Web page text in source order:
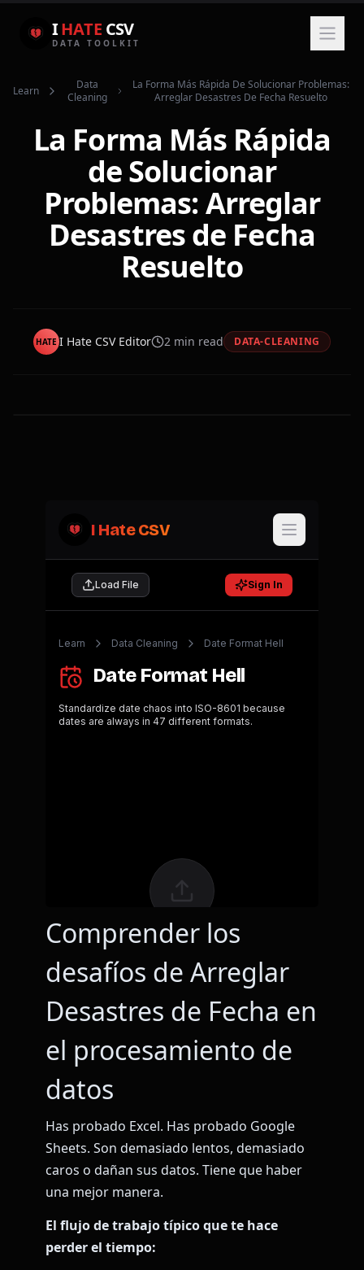
IHATE CSV
DATA TOOLKIT
Learn
Data
Cleaning
La Forma Más Rápida De Solucionar Problemas:
Arreglar Desastres De Fecha Resuelto
La Forma Más Rápida
de Solucionar
Problemas: Arreglar
Desastres de Fecha
Resuelto
HATE I Hate CSV Editor 2 min read DATA-CLEANING
Comprender los
desafíos de Arreglar
Desastres de Fecha en
el procesamiento de
datos
Has probado Excel. Has probado Google
Sheets. Son demasiado lentos, demasiado
caros o dañan sus datos. Tiene que haber
una mejor manera.
El flujo de trabajo típico que te hace
perder el tiempo: